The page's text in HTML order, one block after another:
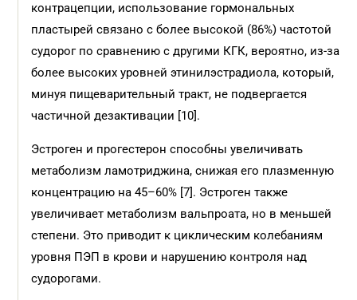
контрацепции, использование гормональных
пластырей связано с более высокой (86%) частотой
судорог по сравнению с другими КГК, вероятно, из-за
более высоких уровней этинилэстрадиола, который,
минуя пищеварительный тракт, не подвергается
частичной дез­активации [10].
Эстроген и прогестерон способны увеличивать
метаболизм ламотриджина, снижая его плазменную
концентрацию на 45–60% [7]. Эстроген также
увеличивает метаболизм вальпроата, но в меньшей
степени. Это приводит к циклическим колебаниям
уровня ПЭП в крови и нарушению контроля над
судорогами.